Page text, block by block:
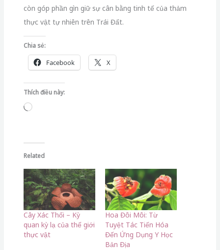
còn góp phần gìn giữ sự cân bằng tinh tế của thảm
thực vật tự nhiên trên Trái Đất.
Chia sẻ:
Facebook X
Thích điều này:
Đang
Related
Cây Xác Thối – Kỳ
quan kỳ lạ của thế giới
thực vật
Hoa Đôi Môi: Từ
Tuyệt Tác Tiến Hóa
Đến Ứng Dụng Y Học
Bản Địa